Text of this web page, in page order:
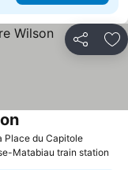
Partilhar
Place du Capitole
Matabiau train station